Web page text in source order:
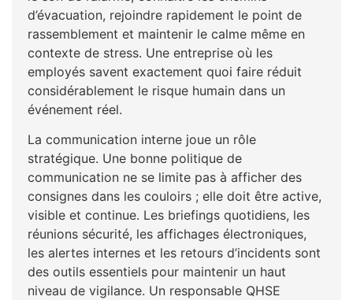
d’évacuation, rejoindre rapidement le point de
rassemblement et maintenir le calme même en
contexte de stress. Une entreprise où les
employés savent exactement quoi faire réduit
considérablement le risque humain dans un
événement réel.
La communication interne joue un rôle
stratégique. Une bonne politique de
communication ne se limite pas à afficher des
consignes dans les couloirs ; elle doit être active,
visible et continue. Les briefings quotidiens, les
réunions sécurité, les affichages électroniques,
les alertes internes et les retours d’incidents sont
des outils essentiels pour maintenir un haut
niveau de vigilance. Un responsable QHSE